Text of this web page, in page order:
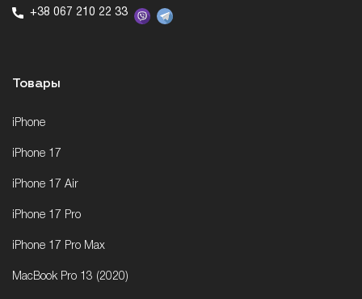
+38 067 210 22 33
Товары
iPhone
iPhone 17
iPhone 17 Air
iPhone 17 Pro
iPhone 17 Pro Max
MacBook Pro 13 (2020)